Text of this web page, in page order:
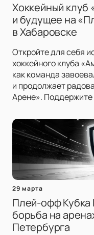
Хоккейный клуб
и будущее на
в Хабаровске
Откройте для себя
хоккейного клуба
как команда
и продолжает
Арене». Поддержите
29 марта
Плей-офф Кубка
борьба на
Петербурга